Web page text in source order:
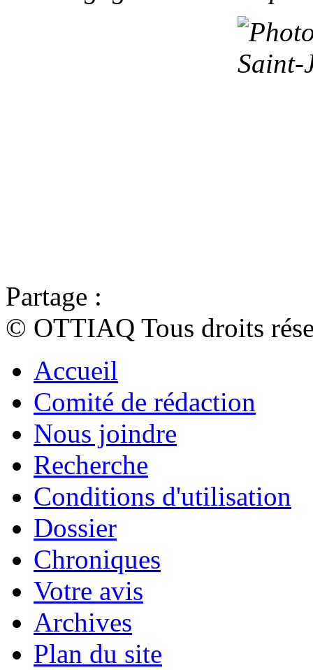
Partage :
© OTTIAQ Tous droits
Accueil
Comité de rédaction
Nous joindre
Recherche
Conditions d'utilisation
Dossier
Chroniques
Votre avis
Archives
Plan du site